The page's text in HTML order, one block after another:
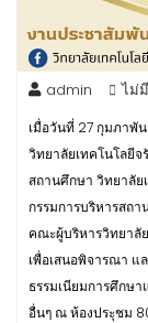
admin ไม่
เมื่อวันที่ 27 กุมภาพั
วิทยาลัยเทคโนโลยี
สถานศึกษา วิทยาลัย
กรรมการบริหารสถ
คณะผู้บริหารวิทยาลั
เพื่อเสนอพิจารณา แ
ธรรมเนียมการศึกษ
อื่นๆ ณ ห้องประุชม